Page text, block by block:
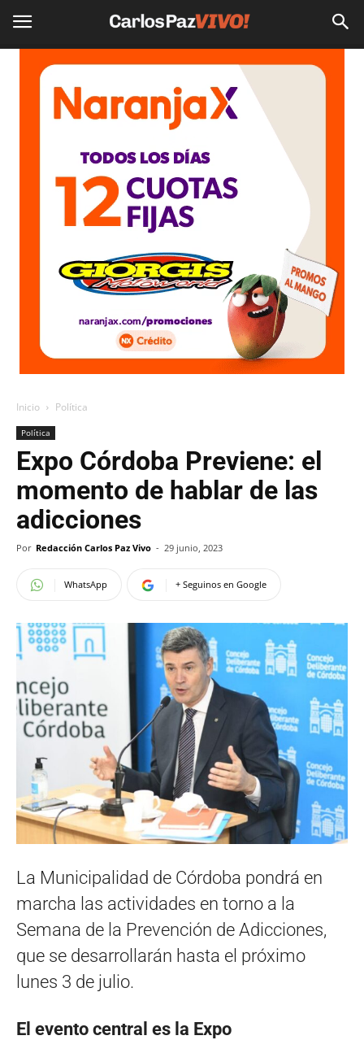
Inicio Política
Política
Expo Córdoba Previene: el
momento de hablar de las
adicciones
Por Redacción Carlos Paz Vivo - 29 junio, 2023
WhatsApp + Seguinos en Google
La Municipalidad de Córdoba pondrá en
marcha las actividades en torno a la
Semana de la Prevención de Adicciones,
que se desarrollarán hasta el próximo
lunes 3 de julio.
El evento central es la Expo